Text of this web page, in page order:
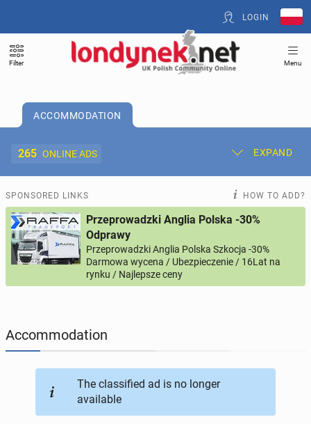
LOGIN
Filter Menu
ACCOMMODATION
265 ONLINE ADS EXPAND
Post New Ad My Ads
Offer and Adverts Price
ACCOMMODATION 265online ads
JOBSEEKERS
BUSINESS
AUTOMOTIVE 10online ads
SPONSORED LINKS HOW TO ADD?
Przeprowadzki Anglia Polska -30%
Odprawy
Przeprowadzki Anglia Polska Szkocja -30%
Darmowa wycena / Ubezpieczenie / 16Lat na
rynku / Najlepsze ceny
Accommodation
The classified ad is no longer
available